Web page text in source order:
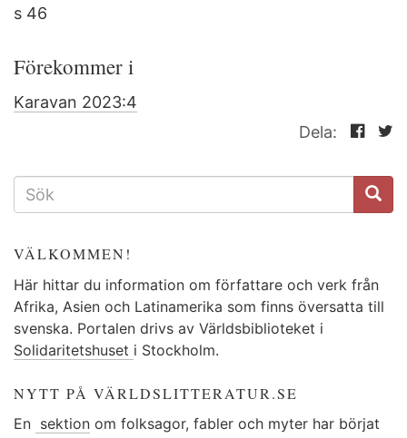
s 46
Förekommer i
Karavan 2023:4
Dela:
SÖKFORMULÄR
VÄLKOMMEN!
Här hittar du information om författare och verk från
Afrika, Asien och Latinamerika som finns översatta till
svenska. Portalen drivs av Världsbiblioteket i
Solidaritetshuset i Stockholm.
NYTT PÅ VÄRLDSLITTERATUR.SE
En sektion om folksagor, fabler och myter har börjat